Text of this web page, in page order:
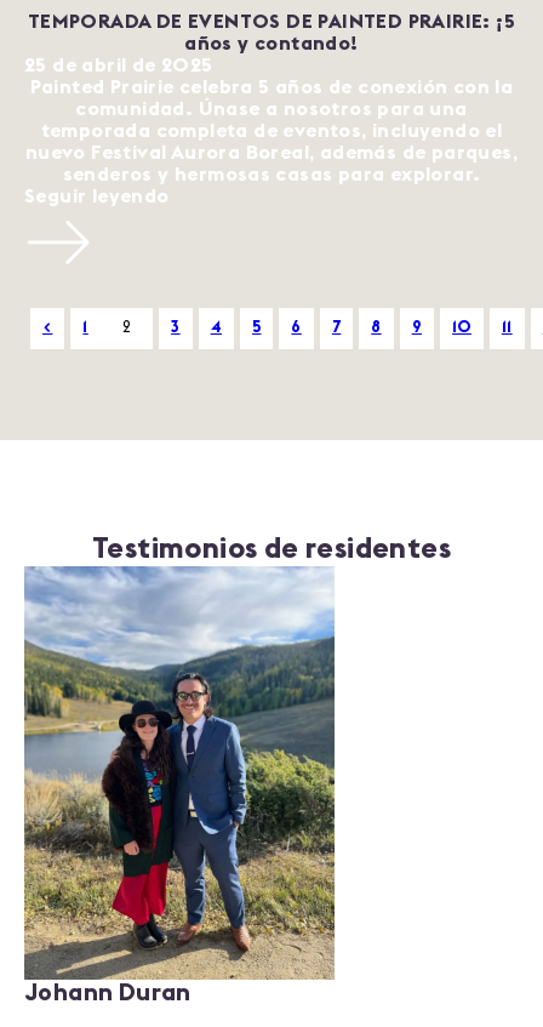
TEMPORADA DE EVENTOS DE PAINTED PRAIRIE: ¡5
años y contando!
25 de abril de 2025
Painted Prairie celebra 5 años de conexión con la
comunidad. Únase a nosotros para una
temporada completa de eventos, incluyendo el
nuevo Festival Aurora Boreal, además de parques,
senderos y hermosas casas para explorar.
Seguir leyendo
< 1 2 3 4 5 6 7 8 9 10 11
Testimonios de residentes
Johann Duran